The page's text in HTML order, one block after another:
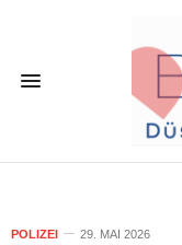
POLIZEI 29. MAI 2026